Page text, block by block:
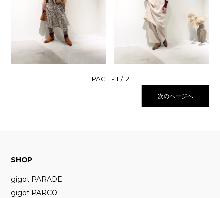
1 / 2
次のページへ
SHOP
gigot PARADE
gigot PARCO